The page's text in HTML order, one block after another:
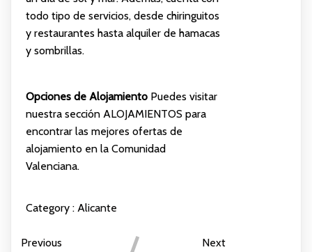
todo tipo de servicios, desde chiringuitos
y restaurantes hasta alquiler de hamacas
y sombrillas.
Opciones de AlojamientoPuedes visitar
nuestra sección ALOJAMIENTOS para
encontrar las mejores ofertas de
alojamiento en la Comunidad
Valenciana.
Category : Alicante
Previous
Next